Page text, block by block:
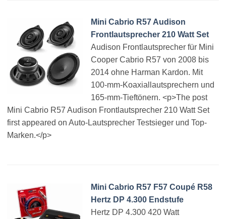
Mini Cabrio R57 Audison
Frontlautsprecher 210 Watt Set
Audison Frontlautsprecher für Mini
Cooper Cabrio R57 von 2008 bis
2014 ohne Harman Kardon. Mit
100-mm-Koaxiallautsprechern und
165-mm-Tieftönern. <p>The post
Mini Cabrio R57 Audison Frontlautsprecher 210 Watt Set
first appeared on Auto-Lautsprecher Testsieger und Top-
Marken.</p>
Mini Cabrio R57 F57 Coupé R58
Hertz DP 4.300 Endstufe
Hertz DP 4.300 420 Watt